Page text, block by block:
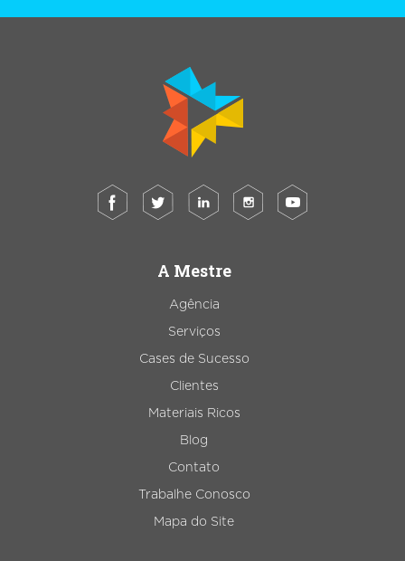
A Mestre
Agência
Serviços
Cases de Sucesso
Clientes
Materiais Ricos
Blog
Contato
Trabalhe Conosco
Mapa do Site